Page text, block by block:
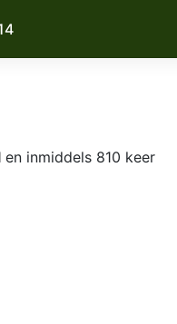
en inmiddels 810 keer